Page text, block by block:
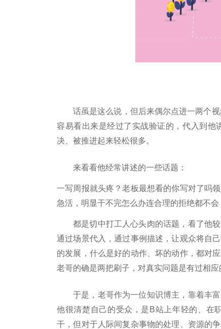
话虽是这么说，但后来偶尔点进一两个
容易看出来是经过了实战验证的，代入到
决、被推进起来轻松很多。
来看看他经常讲述的一些话题：
一写周报就头疼？老板最想看的你写对了吗
急活，明显干不完怎么办连合理的拒绝都不
都是切中打工人心头肉的话题，看了他
通过场景代入，通过事例描述，让观众将自
的发展，什么是好的动作、坏的动作，都对
老哥的确是两把刷子，对真实问题是有过相应
于是，老哥作为一位知识博主，靠着丰
他很清楚自己的受众，是B站上年轻的、在
干，但对于人际间复杂事物的处理、资源的